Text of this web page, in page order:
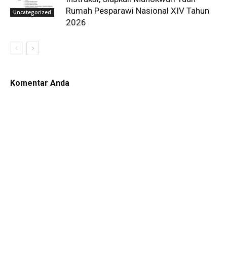
Uncategorized
Rumah Pesparawi Nasional XIV Tahun
2026
Komentar Anda